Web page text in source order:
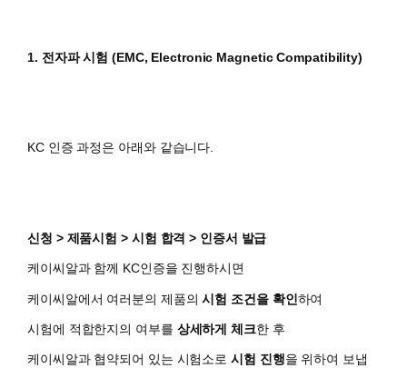
1. 전자파 시험 (EMC, Electronic Magnetic Compatibility)
KC 인증 과정은 아래와 같습니다.
신청 > 제품시험 > 시험 합격 > 인증서 발급
케이씨알과 함께 KC인증을 진행하시면
​케이씨알에서 여러분의 제품의시험 조건을 확인 하여
시험에 적합한지의 여부를 상세하게 체크한 후
케이씨알과 협약되어 있는 시험소로시험 진행을 위하여 보냅